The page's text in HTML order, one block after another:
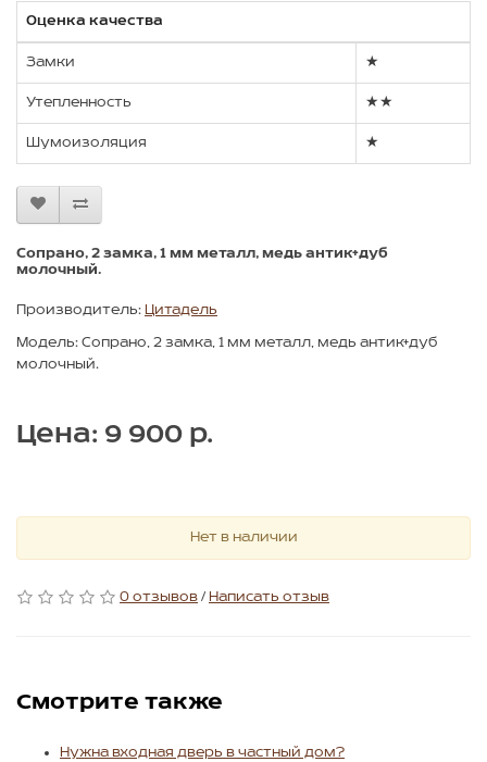
Оценка качества
Замки ★
Утепленность ★★
Шумоизоляция ★
Сопрано, 2 замка, 1 мм металл, медь антик+дуб
молочный.
Производитель: Цитадель
Модель: Сопрано, 2 замка, 1 мм металл, медь антик+дуб
молочный.
Цена: 9 900 р.
Нет в наличии
0 отзывов / Написать отзыв
Смотрите также
Нужна входная дверь в частный дом?